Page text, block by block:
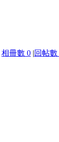
相冊數 0 |回帖數